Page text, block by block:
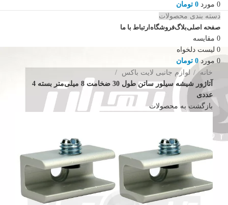
0 مورد 0 تومان
دسته بندی محصولات
صفحه اصلیبلاگفروشگاه ارتباط با ما
0 مقایسه
0 لیست دلخواه
0 مورد 0 تومان
خانه
لوازم جانبی لایت باکس
آتاژور شیشه سیلور ساتن طول 30 ضخامت 8 میلی‌متر بسته 4
عددی
بازگشت به محصولات